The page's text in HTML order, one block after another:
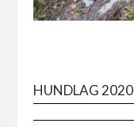
HUNDLAG 2020